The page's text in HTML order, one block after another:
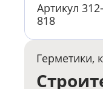
Артикул 312-
818
Герметики,